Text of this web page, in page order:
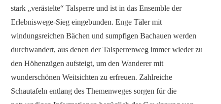
stark „verästelte“ Talsperre und ist in das Ensemble der
Erlebniswege-Sieg eingebunden. Enge Täler mit
windungsreichen Bächen und sumpfigen Bachauen werden
durchwandert, aus denen der Talsperrenweg immer wieder zu
den Höhenzügen aufsteigt, um den Wanderer mit
wunderschönen Weitsichten zu erfreuen. Zahlreiche
Schautafeln entlang des Themenweges sorgen für die